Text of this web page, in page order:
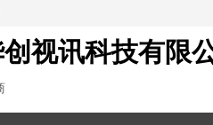
视讯科技有限